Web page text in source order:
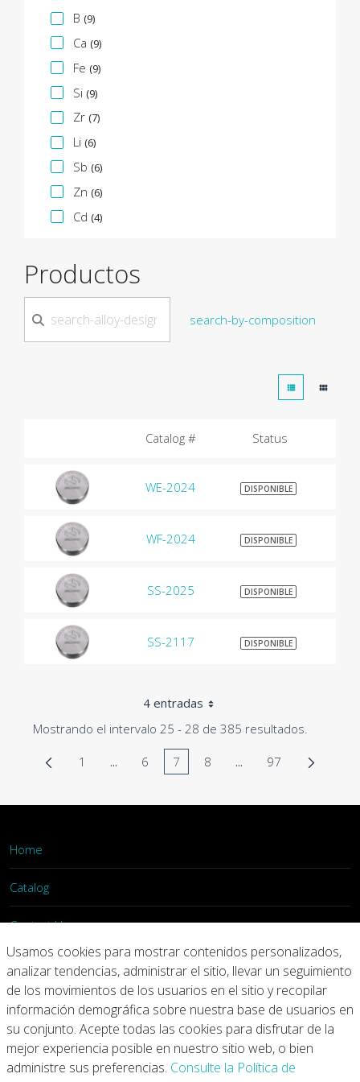
B (9)
Ca (9)
Fe (9)
Si (9)
Zr (7)
Li (6)
Sb (6)
Zn (6)
Cd (4)
Productos
search-by-composition
Catalog # Status
WE-2024 DISPONIBLE
WF-2024 DISPONIBLE
SS-2025 DISPONIBLE
SS-2117 DISPONIBLE
4 entradas
Mostrando el intervalo 25 - 28 de 385 resultados.
Página
1 ...Páginas intermedias Use TAB para
Página
6 Página
7 Página
8 ...Páginas intermedias
Página
97
Home
Catalog
Contact Us
Login
Home Catalog Contact Us
Copyright © 2026 Arconic
Usamos cookies para mostrar contenidos personalizados,
analizar tendencias, administrar el sitio, llevar un seguimiento
de los movimientos de los usuarios en el sitio y recopilar
información demográfica sobre nuestra base de usuarios en
su conjunto. Acepte todas las cookies para disfrutar de la
mejor experiencia posible en nuestro sitio web, o bien
administre sus preferencias. Consulte la Política de